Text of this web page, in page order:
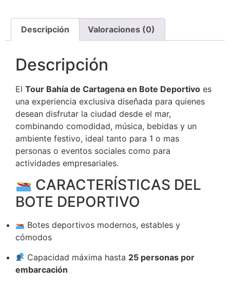
Descripción Valoraciones (0)
Descripción
El Tour Bahía de Cartagena en Bote Deportivo es
una experiencia exclusiva diseñada para quienes
desean disfrutar la ciudad desde el mar,
combinando comodidad, música, bebidas y un
ambiente festivo, ideal tanto para 1 o mas
personas o eventos sociales como para
actividades empresariales.
CARACTERÍSTICAS DEL
BOTE DEPORTIVO
Botes deportivos modernos, estables y
cómodos
Capacidad máxima hasta 25 personas por
embarcación